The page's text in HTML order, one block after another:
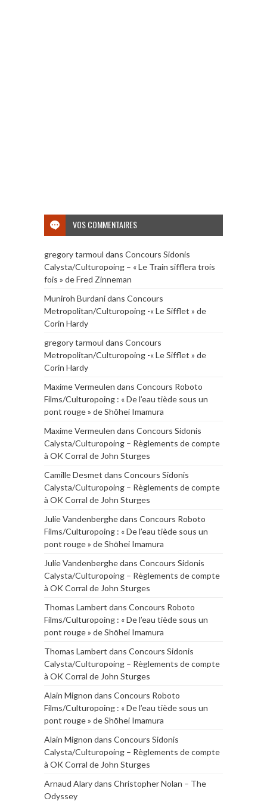
VOS COMMENTAIRES
gregory tarmoul dans Concours Sidonis
Calysta/Culturopoing – « Le Train sifflera trois
fois » de Fred Zinneman
Muniroh Burdanidans Concours
Metropolitan/Culturopoing -« Le Sifflet » de
Corin Hardy
gregory tarmoul dans Concours
Metropolitan/Culturopoing -« Le Sifflet » de
Corin Hardy
Maxime Vermeulen dans Concours Roboto
Films/Culturopoing : « De l’eau tiède sous un
pont rouge » de Shōhei Imamura
Maxime Vermeulen dans Concours Sidonis
Calysta/Culturopoing – Règlements de compte
à OK Corral de John Sturges
Camille Desmet dans Concours Sidonis
Calysta/Culturopoing – Règlements de compte
à OK Corral de John Sturges
Julie Vandenberghedans Concours Roboto
Films/Culturopoing : « De l’eau tiède sous un
pont rouge » de Shōhei Imamura
Julie Vandenberghedans Concours Sidonis
Calysta/Culturopoing – Règlements de compte
à OK Corral de John Sturges
Thomas Lambert dans Concours Roboto
Films/Culturopoing : « De l’eau tiède sous un
pont rouge » de Shōhei Imamura
Thomas Lambert dans Concours Sidonis
Calysta/Culturopoing – Règlements de compte
à OK Corral de John Sturges
Alain Mignon dans Concours Roboto
Films/Culturopoing : « De l’eau tiède sous un
pont rouge » de Shōhei Imamura
Alain Mignon dans Concours Sidonis
Calysta/Culturopoing – Règlements de compte
à OK Corral de John Sturges
Arnaud Alarydans Christopher Nolan – The
Odyssey